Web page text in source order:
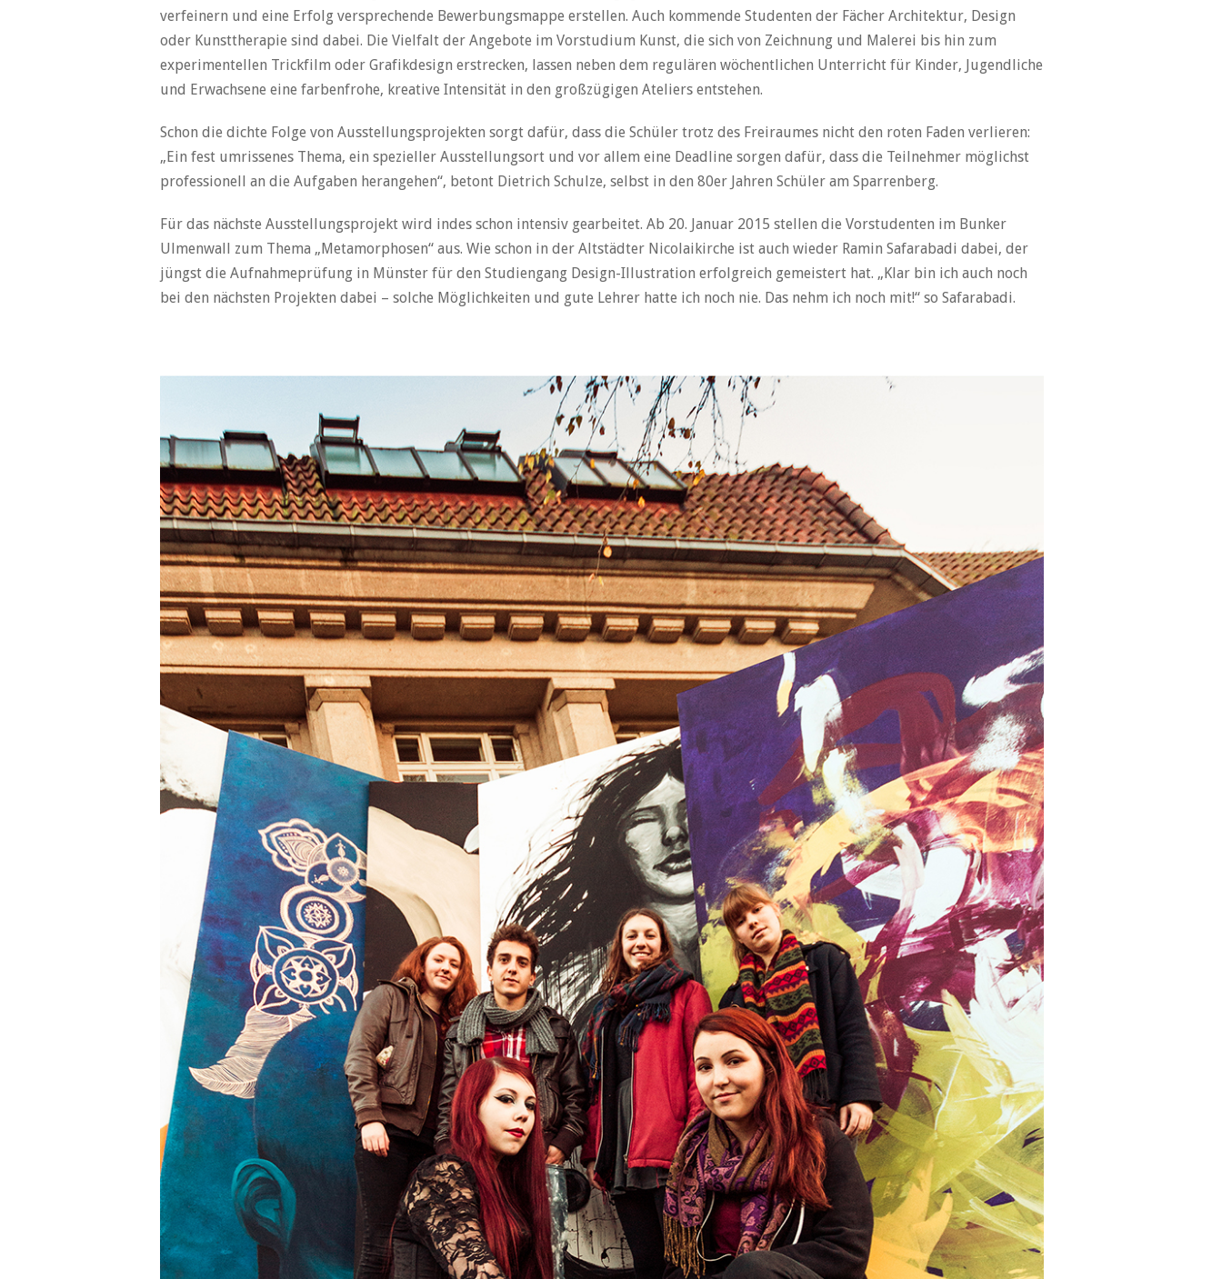
verfeinern und eine Erfolg versprechende Bewerbungsmappe erstellen. Auch kommende Studenten der Fächer Architektur, Design
oder Kunsttherapie sind dabei. Die Vielfalt der Angebote im Vorstudium Kunst, die sich von Zeichnung und Malerei bis hin zum
experimentellen Trickfilm oder Grafikdesign erstrecken, lassen neben dem regulären wöchentlichen Unterricht für Kinder, Jugendliche
und Erwachsene eine farbenfrohe, kreative Intensität in den großzügigen Ateliers entstehen.
Schon die dichte Folge von Ausstellungsprojekten sorgt dafür, dass die Schüler trotz des Freiraumes nicht den roten Faden verlieren:
„Ein fest umrissenes Thema, ein spezieller Ausstellungsort und vor allem eine Deadline sorgen dafür, dass die Teilnehmer möglichst
professionell an die Aufgaben herangehen“, betont Dietrich Schulze, selbst in den 80er Jahren Schüler am Sparrenberg.
Für das nächste Ausstellungsprojekt wird indes schon intensiv gearbeitet. Ab 20. Januar 2015 stellen die Vorstudenten im Bunker
Ulmenwall zum Thema „Metamorphosen“ aus. Wie schon in der Altstädter Nicolaikirche ist auch wieder Ramin Safarabadi dabei, der
jüngst die Aufnahmeprüfung in Münster für den Studiengang Design-Illustration erfolgreich gemeistert hat. „Klar bin ich auch noch
bei den nächsten Projekten dabei – solche Möglichkeiten und gute Lehrer hatte ich noch nie. Das nehm ich noch mit!“ so Safarabadi.